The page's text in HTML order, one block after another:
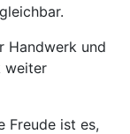
Handwerk und
weiter
Freude ist es,